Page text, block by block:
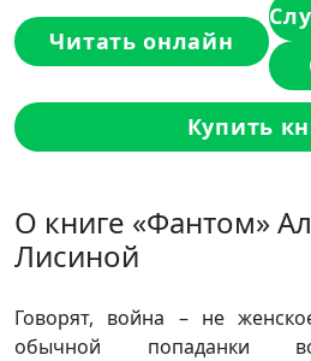
Читать онлайн
Купить
О книге «Фантом»
Лисиной
Говорят, война – не
обычной попаданки